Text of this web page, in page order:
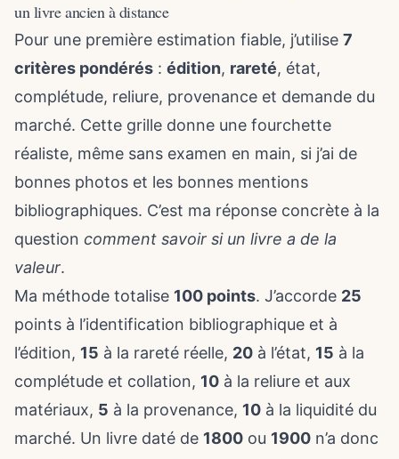
un livre ancien à distance
Pour une première estimation fiable, j’utilise 7
critères pondérés : édition, rareté, état,
complétude, reliure, provenance et demande du
marché. Cette grille donne une fourchette
réaliste, même sans examen en main, si j’ai de
bonnes photos et les bonnes mentions
bibliographiques. C’est ma réponse concrète à la
question comment savoir si un livre a de la
valeur.
Ma méthode totalise 100 points. J’accorde 25
points à l’identification bibliographique et à
l’édition, 15 à la rareté réelle, 20 à l’état, 15 à la
complétude et collation, 10 à la reliure et aux
matériaux, 5 à la provenance, 10 à la liquidité du
marché. Un livre daté de 1800 ou 1900 n’a donc